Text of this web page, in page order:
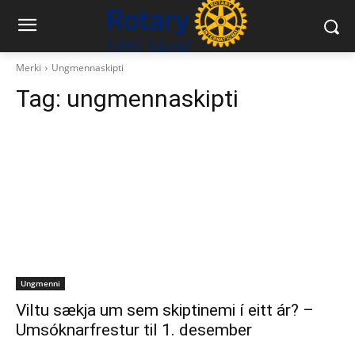
Merki Ungmennaskipti
Tag: ungmennaskipti
Ungmenni
Viltu sækja um sem skiptinemi í eitt ár? –
Umsóknarfrestur til 1. desember